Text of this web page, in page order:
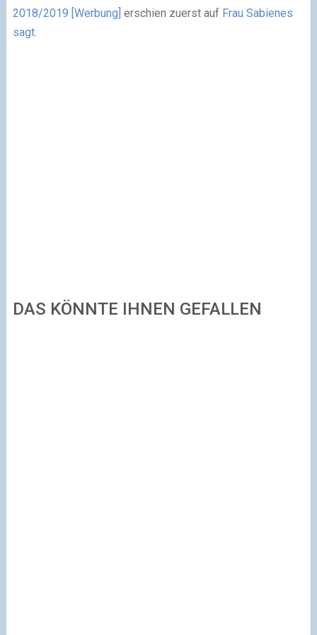
2018/2019 [Werbung] erschien zuerst auf Frau Sabienes
sagt.
DAS KÖNNTE IHNEN GEFALLEN